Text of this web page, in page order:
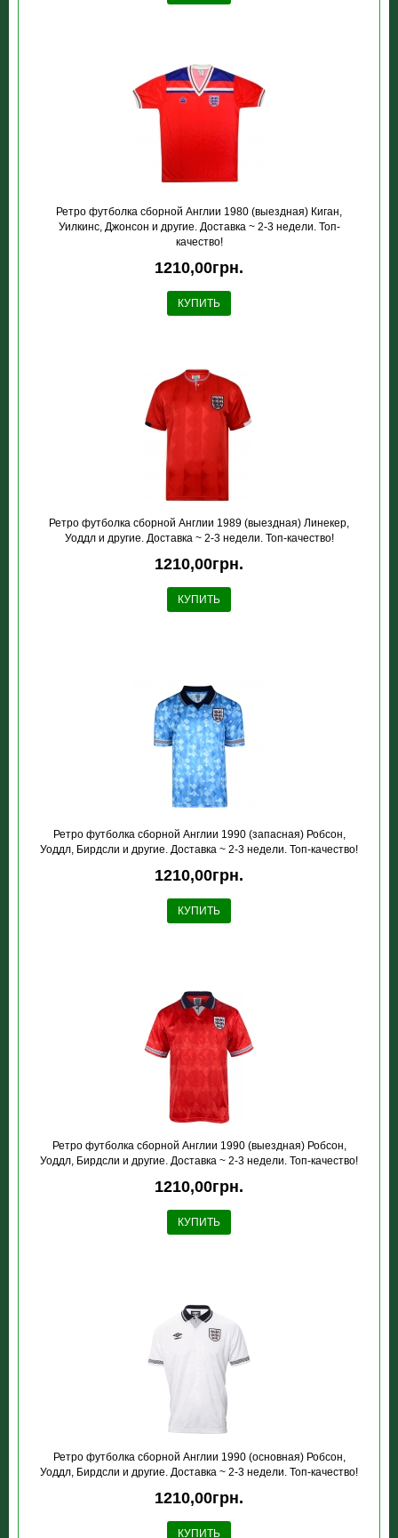
Ретро футболка сборной Англии 1980 (выездная) Киган,
Уилкинс, Джонсон и другие. Доставка ~ 2-3 недели. Топ-
качество!
1210,00грн.
КУПИТЬ
Ретро футболка сборной Англии 1989 (выездная) Линекер,
Уоддл и другие. Доставка ~ 2-3 недели. Топ-качество!
1210,00грн.
КУПИТЬ
Ретро футболка сборной Англии 1990 (запасная) Робсон,
Уоддл, Бирдсли и другие. Доставка ~ 2-3 недели. Топ-качество!
1210,00грн.
КУПИТЬ
Ретро футболка сборной Англии 1990 (выездная) Робсон,
Уоддл, Бирдсли и другие. Доставка ~ 2-3 недели. Топ-качество!
1210,00грн.
КУПИТЬ
Ретро футболка сборной Англии 1990 (основная) Робсон,
Уоддл, Бирдсли и другие. Доставка ~ 2-3 недели. Топ-качество!
1210,00грн.
КУПИТЬ